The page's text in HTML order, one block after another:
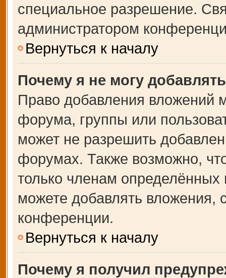
специальное разрешение.
администратором
Вернуться к началу
Почему я не могу
Право добавления вложений
форума, группы или
может не разрешить
форумах. Также возможно,
только членам
можете добавлять вложения,
конференции.
Вернуться к началу
Почему я получил